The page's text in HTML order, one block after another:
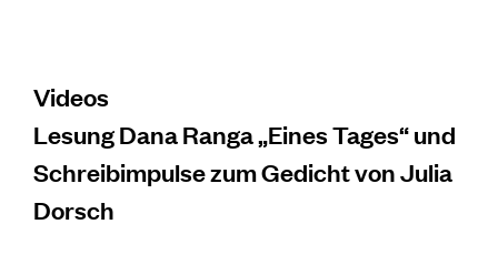
Videos
Lesung Dana Ranga „Eines Tages“ und
Schreibimpulse zum Gedicht von Julia
Dorsch